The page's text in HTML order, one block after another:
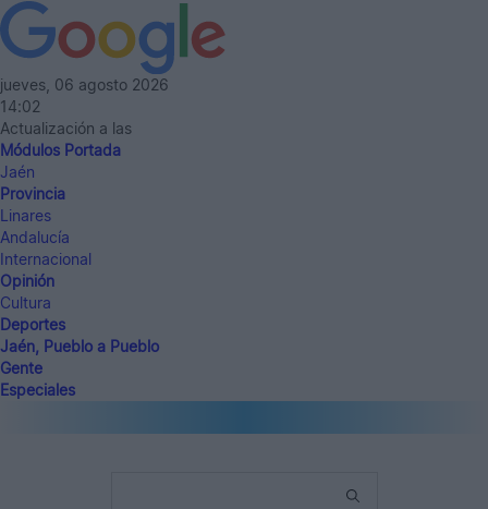
jueves, 06 agosto 2026
14:02
Actualización a las
Módulos Portada
Jaén
Provincia
Linares
Andalucía
Internacional
Opinión
Cultura
Deportes
Jaén, Pueblo a Pueblo
Gente
Especiales